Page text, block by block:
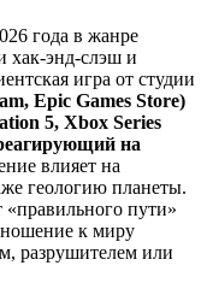
года в жанре
хак-энд-слэш и
игра от студии
Epic Games Store)
5, Xbox Series
на
влияет на
геологию планеты.
пути»
к миру
разрушителем или